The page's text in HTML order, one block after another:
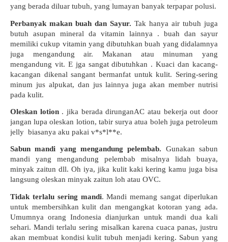
yang berada diluar tubuh, yang lumayan banyak terpapar polusi.
Perbanyak makan buah dan Sayur. Tak hanya air tubuh juga
butuh asupan mineral da vitamin lainnya . buah dan sayur
memiliki cukup vitamin yang dibutuhkan buah yang didalamnya
juga mengandung air. Makanan atau minuman yang
mengandung vit. E jga sangat dibutuhkan . Kuaci dan kacang-
kacangan dikenal sangant bermanfat untuk kulit. Sering-sering
minum jus alpukat, dan jus lainnya juga akan member nutrisi
pada kulit.
Oleskan lotion . jika berada dirunganAC atau bekerja out door
jangan lupa oleskan lotion, tabir surya atua boleh juga petroleum
jelly  biasanya aku pakai v*s*l**e.
Sabun mandi yang mengandung pelembab. Gunakan sabun
mandi yang mengandung pelembab misalnya lidah buaya,
minyak zaitun dll. Oh iya, jika kulit kaki kering kamu juga bisa
langsung oleskan minyak zaitun loh atau OVC.
Tidak terlalu sering mandi. Mandi memang sangat diperlukan
untuk membersihkan kulit dan mengangkat kotoran yang ada.
Umumnya orang Indonesia dianjurkan untuk mandi dua kali
sehari. Mandi terlalu sering misalkan karena cuaca panas, justru
akan membuat kondisi kulit tubuh menjadi kering. Sabun yang